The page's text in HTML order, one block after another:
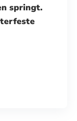
springt.